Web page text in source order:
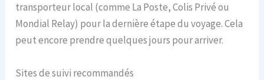
transporteur local (comme La Poste, Colis Privé ou
Mondial Relay) pour la dernière étape du voyage. Cela
peut encore prendre quelques jours pour arriver.
Sites de suivi recommandés